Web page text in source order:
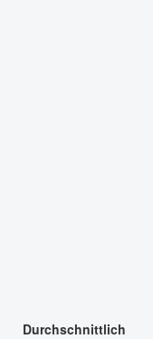
Durchschnittlich